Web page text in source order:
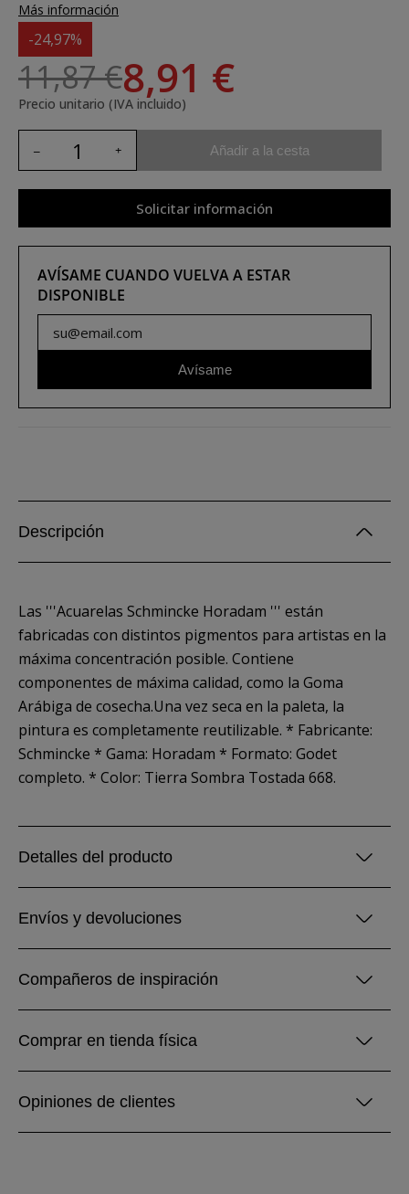
Más información
-24,97%
11,87 €8,91 €
Precio unitario (IVA incluido)
Añadir a la cesta
Solicitar información
AVÍSAME CUANDO VUELVA A ESTAR
DISPONIBLE
Avísame
Descripción
Las '''Acuarelas Schmincke Horadam ''' están
fabricadas con distintos pigmentos para artistas en la
máxima concentración posible. Contiene
componentes de máxima calidad, como la Goma
Arábiga de cosecha.Una vez seca en la paleta, la
pintura es completamente reutilizable. * Fabricante:
Schmincke * Gama: Horadam * Formato: Godet
completo. * Color: Tierra Sombra Tostada 668.
Detalles del producto
Envíos y devoluciones
Compañeros de inspiración
Comprar en tienda física
Opiniones de clientes